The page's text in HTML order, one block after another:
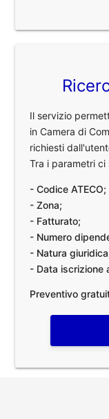
Il servizio
in Camera di
richiesti
Tra i parametri ci
- Codice ATECO;
- Zona;
- Fatturato;
- Numero
- Natura
- Data iscrizione
Preventivo